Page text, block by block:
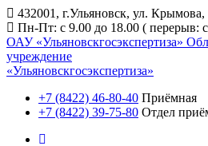
432001, г.Ульяновск, ул. Крымова,
Пн-Пт: с 9.00 до 18.00 ( перерыв:
ОАУ «Ульяновскгосэкспертиза»
учреждение
«Ульяновскгосэкспертиза»
+7 (8422) 46-80-40 Приёмная
+7 (8422) 39-75-80 Отдел